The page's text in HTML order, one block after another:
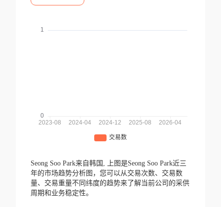
Seong Soo Park来自韩国,
上图是Seong Soo Park近三
年的市场趋势分析图，您可以从交易次数、交易数
量、交易重量不同纬度的趋势来了解当前公司的采供
周期和业务稳定性。